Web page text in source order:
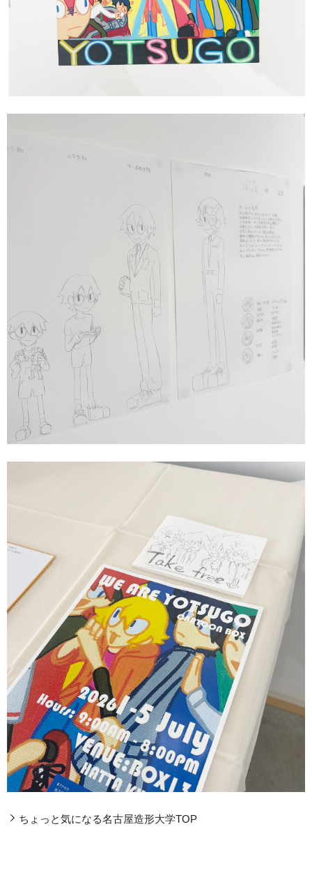
ちょっと気になる名古屋造形大学TOP